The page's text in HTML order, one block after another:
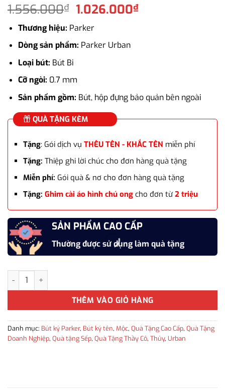
1.556.000₫ Giá
gốc
là:
1.556.000₫.
1.026.000₫Giá
Thương hiệu: Parker
Dòng sản phẩm: Parker Urban
Loại bút: Bút Bi
Cỡ ngòi: 0.7 mm
Sản phẩm gồm: Bút, hộp đựng bảo quản bên ngoài
QUÀ TẶNG KÈM
Tặng: Gói dịch vụ THÊU TÊN - KHẮC TÊN miễn phí
Tặng: Thiệp ghi lời chúc cho đơn hàng quà tặng
Miễn phí: Gói quà & nơ cho đơn hàng quà tặng
Tặng: Ghim cài áo hình chú ongcho đơn từ 2 triệu
SẢN PHẨM CAO CẤP
Thường được sử dụng làm quà tặng
Bút ký tên Parker URB X Muted Black CT TB S0735950 cao cấp
THÊM VÀO GIỎ HÀNG
Danh mục: Bút ký Parker, Bút ký tên, Mộc, Quà Tặng Cao Cấp, Quà Tặng
Doanh Nghiệp, Quà tặng Sếp, Quà Tặng Thầy Cô, Thủy, Urban